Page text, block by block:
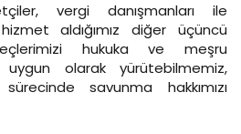
vergi danışmanları ile
aldığımız diğer üçüncü
hukuka ve meşru
uygun olarak yürütebilmemiz,
savunma hakkımızı